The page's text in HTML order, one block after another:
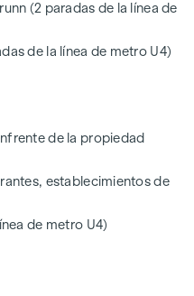
(2 paradas de la línea de
de la línea de metro U4)
de la propiedad
establecimientos de
de metro U4)